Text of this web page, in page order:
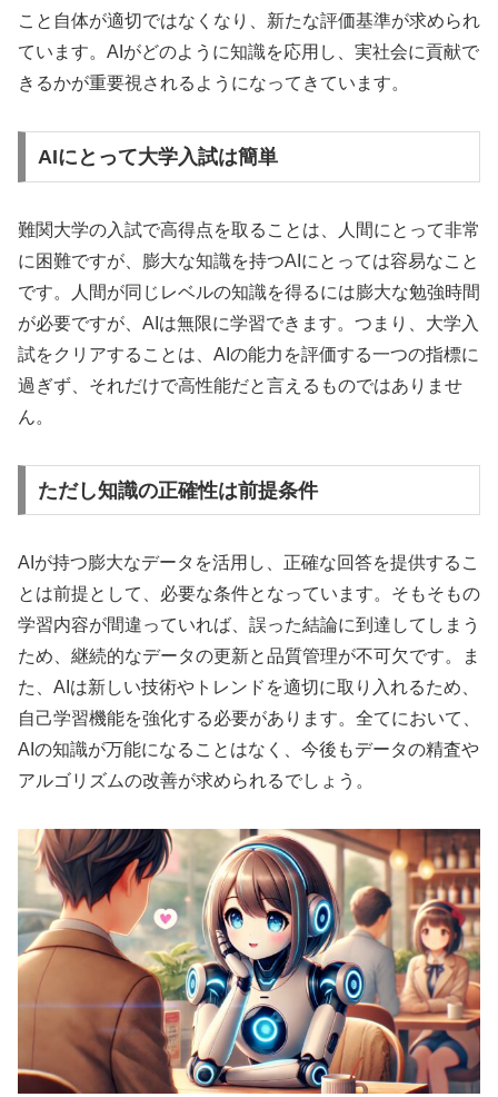
こと自体が適切ではなくなり、新たな評価基準が求められ
ています。AIがどのように知識を応用し、実社会に貢献で
きるかが重要視されるようになってきています。
AIにとって大学入試は簡単
難関大学の入試で高得点を取ることは、人間にとって非常
に困難ですが、膨大な知識を持つAIにとっては容易なこと
です。人間が同じレベルの知識を得るには膨大な勉強時間
が必要ですが、AIは無限に学習できます。つまり、大学入
試をクリアすることは、AIの能力を評価する一つの指標に
過ぎず、それだけで高性能だと言えるものではありませ
ん。
ただし知識の正確性は前提条件
AIが持つ膨大なデータを活用し、正確な回答を提供するこ
とは前提として、必要な条件となっています。そもそもの
学習内容が間違っていれば、誤った結論に到達してしまう
ため、継続的なデータの更新と品質管理が不可欠です。ま
た、AIは新しい技術やトレンドを適切に取り入れるため、
自己学習機能を強化する必要があります。全てにおいて、
AIの知識が万能になることはなく、今後もデータの精査や
アルゴリズムの改善が求められるでしょう。